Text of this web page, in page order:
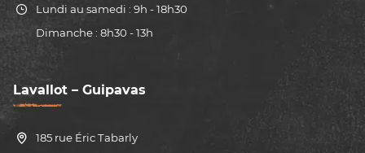
Lundi au samedi : 9h - 18h30
Dimanche : 8h30 - 13h
Lavallot – Guipavas
185 rue Éric Tabarly